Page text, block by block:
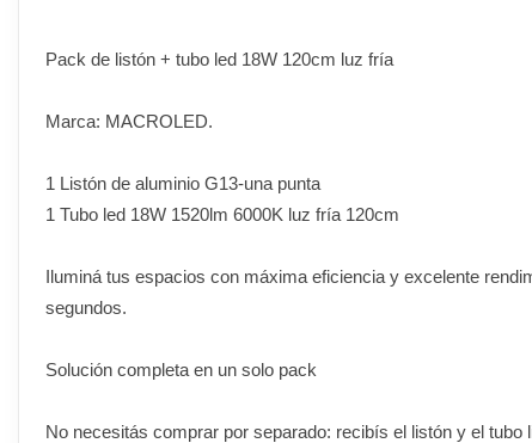
Pack de listón + tubo led 18W 120cm luz fría
Marca: MACROLED.
1 Listón de aluminio G13-una punta
1 Tubo led 18W 1520lm 6000K luz fría 120cm
Iluminá tus espacios con máxima eficiencia y excelente
segundos.
Solución completa en un solo pack
No necesitás comprar por separado: recibís el listón y el tubo